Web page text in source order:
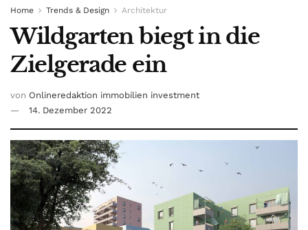
Home Trends & Design Architektur
Wildgarten biegt in die
Zielgerade ein
von Onlineredaktion immobilien investment
14. Dezember 2022